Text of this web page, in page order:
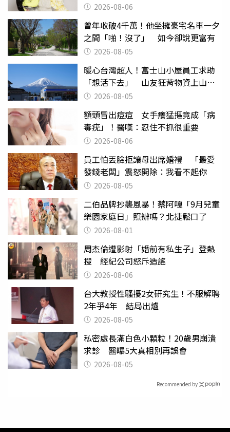
2026-08-06
曾年收破4千萬！他坐擁豪宅名車一夕
之間「啪！沒了」 如今卻說更富有
2026-08-05
暖心台灣超人！富士山小屋員工求助
「想活下去」 山友狂背物資上山：
台灣真的是寶島
2026-08-05
額頭冒出痘痘 女手癢猛摳竟成「病
毒疣」！醫嘆：忍住不抓很重要
2026-08-06
員工怕丟臉拒讓母出席婚禮 「最愛
發錢老闆」震怒開除：我看不起你
2026-08-05
二伯品牌抄襲風暴！蔡阿嘎「9月兒童
樂園家庭日」照辦嗎？北捷鬆口了
2026-08-01
周杰倫遭影射「婚前有私生子」登熱
搜 經紀公司怒斥造謠
2026-08-06
台大教授性騷擾2女研究生！不服解聘
2年爭4年 結局出爐
2026-08-05
私密處長滿白色小顆粒！20歲男崩潰
求診 醫曝5大真相別再誤會
2026-08-05
Recommended by